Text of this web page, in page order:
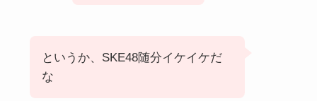
というか、SKE48随分イケイケだ
な